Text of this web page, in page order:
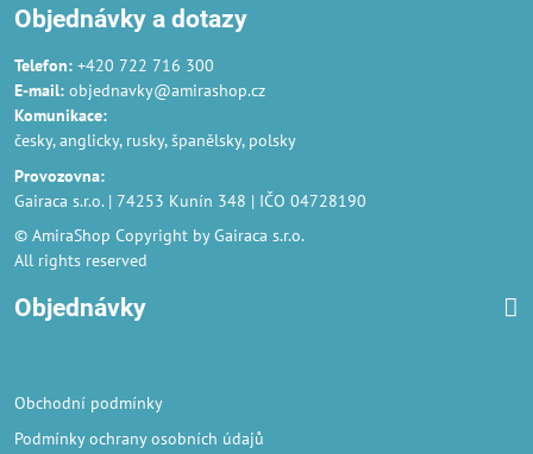
Objednávky a dotazy
Telefon: +420 722 716 300
E-mail: objednavky@amirashop.cz
Komunikace:
česky, anglicky, rusky, španělsky, polsky
Provozovna:
Gairaca s.r.o. | 74253 Kunín 348 | IČO 04728190
© AmiraShop Copyright by Gairaca s.r.o.
All rights reserved
Objednávky
Obchodní podmínky
Podmínky ochrany osobních údajů